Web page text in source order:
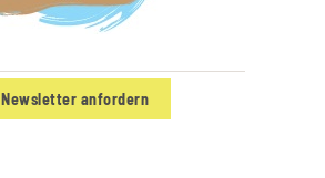
Newsletter anfordern